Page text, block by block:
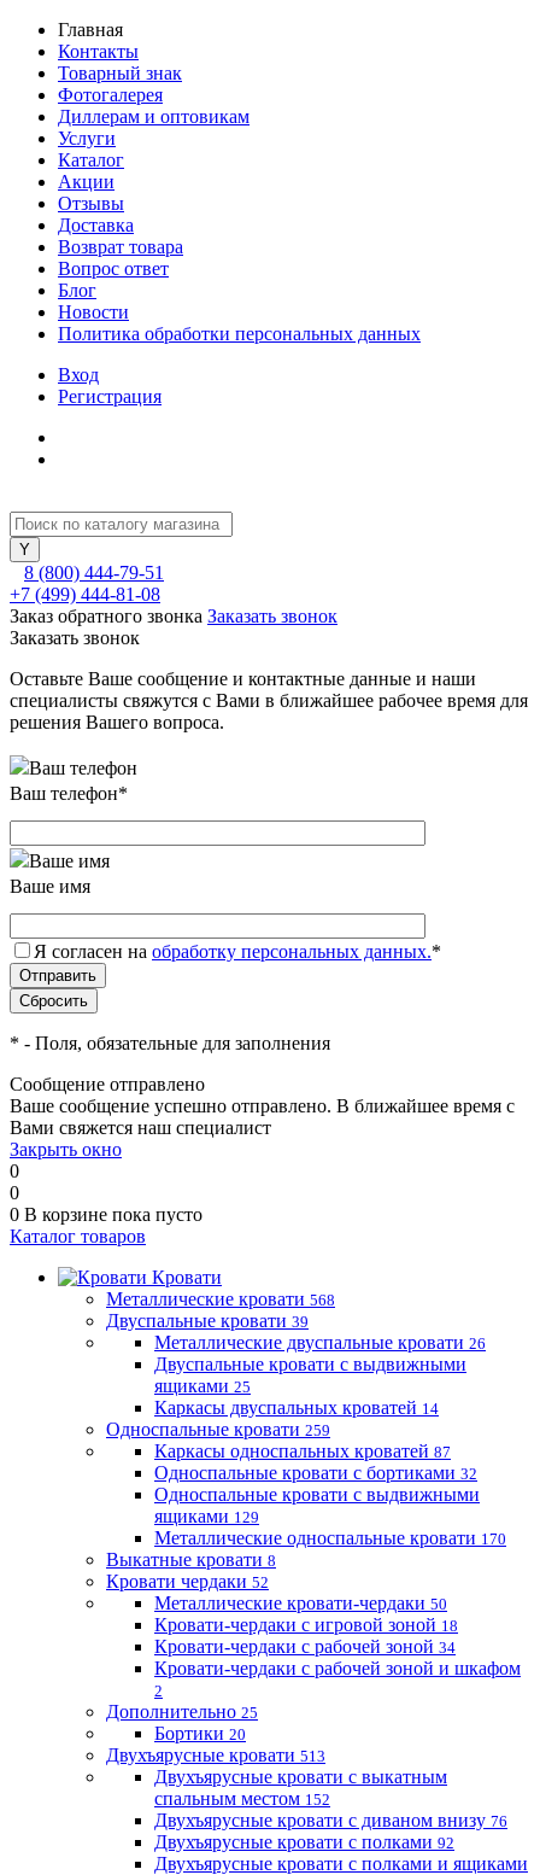
Главная
Контакты
Товарный знак
Фотогалерея
Диллерам и оптовикам
Услуги
Каталог
Акции
Отзывы
Доставка
Возврат товара
Вопрос ответ
Блог
Новости
Политика обработки персональных данных
Вход
Регистрация
8 (800) 444-79-51
+7 (499) 444-81-08
Заказ обратного звонка Заказать звонок
Заказать звонок
Оставьте Ваше сообщение и контактные данные и наши
специалисты свяжутся с Вами в ближайшее рабочее время для
решения Вашего вопроса.
Ваш телефон*
Ваше имя
Я согласен на обработку персональных данных.*
* - Поля, обязательные для заполнения
Сообщение отправлено
Ваше сообщение успешно отправлено. В ближайшее время с
Вами свяжется наш специалист
Закрыть окно
0
0
0 В корзине пока пусто
Каталог товаров
Кровати
Металлические кровати 568
Двуспальные кровати 39
Металлические двуспальные кровати 26
Двуспальные кровати с выдвижными
ящиками 25
Каркасы двуспальных кроватей 14
Односпальные кровати 259
Каркасы односпальных кроватей 87
Односпальные кровати с бортиками 32
Односпальные кровати с выдвижными
ящиками 129
Металлические односпальные кровати 170
Выкатные кровати 8
Кровати чердаки 52
Металлические кровати-чердаки 50
Кровати-чердаки с игровой зоной 18
Кровати-чердаки с рабочей зоной 34
Кровати-чердаки с рабочей зоной и шкафом
2
Дополнительно 25
Бортики 20
Двухъярусные кровати 513
Двухъярусные кровати с выкатным
спальным местом 152
Двухъярусные кровати с диваном внизу 76
Двухъярусные кровати с полками 92
Двухъярусные кровати с полками и ящиками